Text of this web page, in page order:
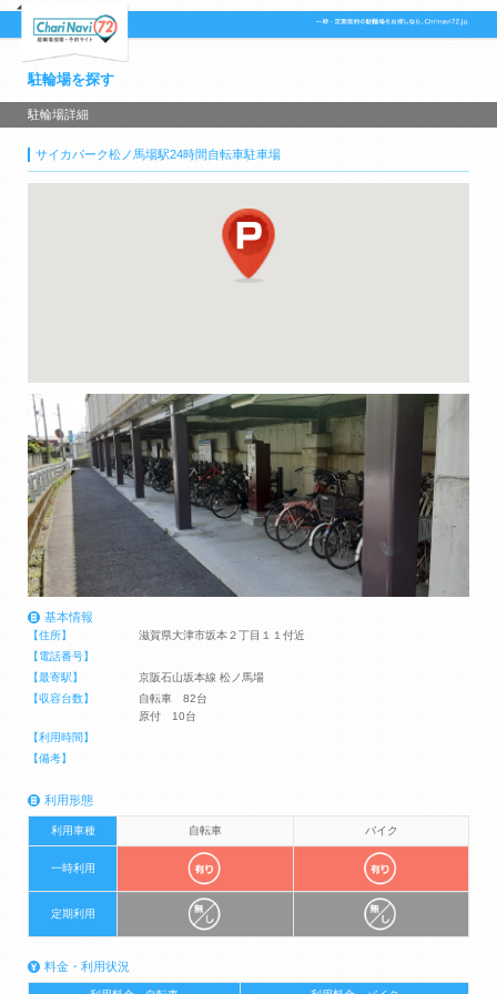
駐輪場を探す
駐輪場詳細
サイカパーク松ノ馬場駅24時間自転車駐車場
基本情報
【住所】
滋賀県大津市坂本２丁目１１付近
【電話番号】
【最寄駅】
京阪石山坂本線 松ノ馬場
【収容台数】
自転車 82台
原付 10台
【利用時間】
【備考】
利用形態
利用車種 自転車 バイク
一時利用
定期利用
料金・利用状況